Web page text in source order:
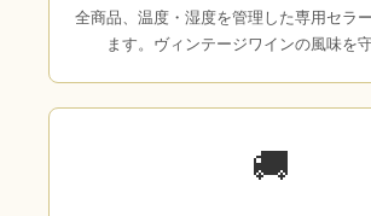
全商品、温度・湿度を管理した専用セラ
ます。ヴィンテージワインの風味を守
🚚